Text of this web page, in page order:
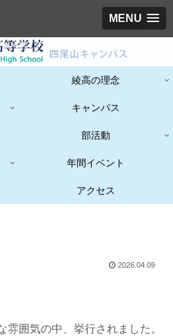
MENU
綾高の理念
キャンパス
部活動
年間イベント
アクセス
2026.04.09
囲気の中、挙行されました。